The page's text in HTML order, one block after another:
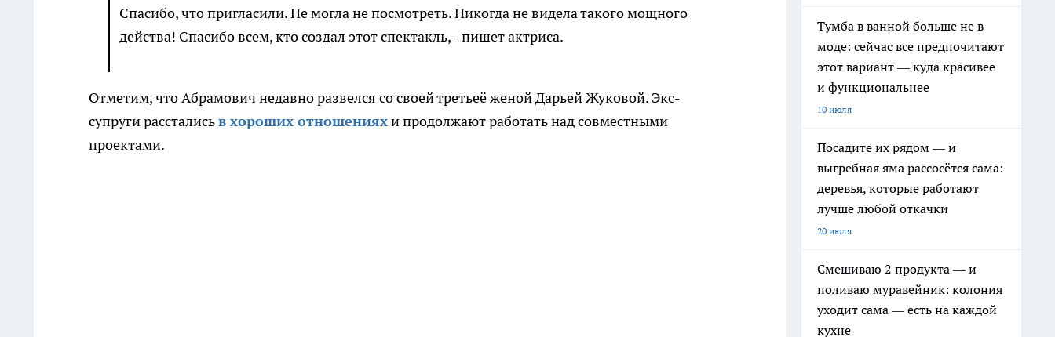
Спасибо, что пригласили. Не могла не посмотреть. Никогда не видела такого мощного
действа! Спасибо всем, кто создал этот спектакль, - пишет актриса.
Отметим, что Абрамович недавно развелся со своей третьеё женой Дарьей Жуковой. Экс-
супруги рассталисьв хороших отношенияхи продолжают работать над совместными
проектами.
Тумба в ванной больше не в
моде: сейчас все предпочитают
этот вариант — куда красивее
и функциональнее
10 июля
Посадите их рядом — и
выгребная яма рассосётся сама:
деревья, которые работают
лучше любой откачки
20 июля
Смешиваю 2 продукта — и
поливаю муравейник: колония
уходит сама — есть на каждой
кухне